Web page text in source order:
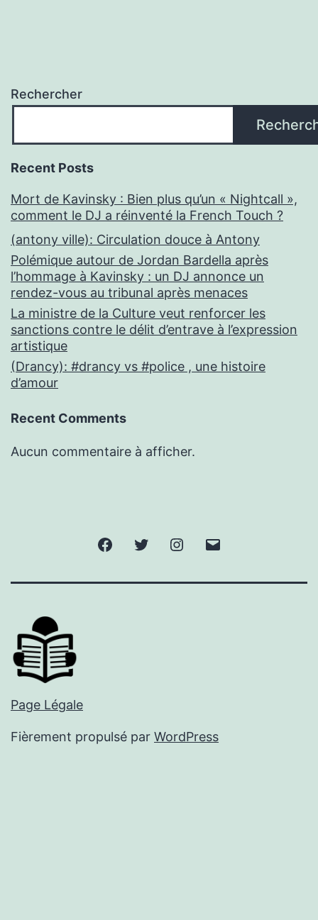
Rechercher
Recent Posts
Mort de Kavinsky : Bien plus qu’un « Nightcall »,
comment le DJ a réinventé la French Touch ?
(antony ville): Circulation douce à Antony
Polémique autour de Jordan Bardella après
l’hommage à Kavinsky : un DJ annonce un
rendez-vous au tribunal après menaces
La ministre de la Culture veut renforcer les
sanctions contre le délit d’entrave à l’expression
artistique
(Drancy): #drancy vs #police , une histoire
d’amour
Recent Comments
Aucun commentaire à afficher.
FacebookTwitter Instagram
Page Légale
Fièrement propulsé par WordPress